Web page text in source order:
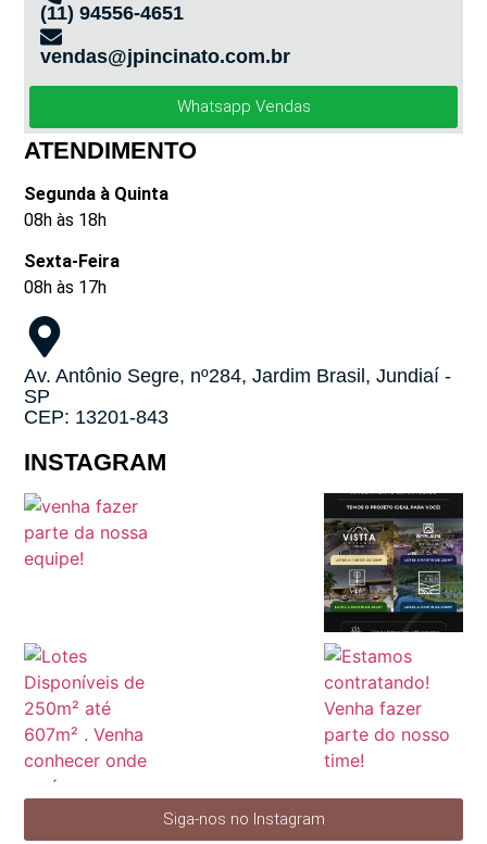
(11) 94556-4651
vendas@jpincinato.com.br
Whatsapp Vendas
ATENDIMENTO
Segunda à Quinta
08h às 18h
Sexta-Feira
08h às 17h
Av. Antônio Segre, nº284, Jardim Brasil, Jundiaí -
SP
CEP: 13201-843
INSTAGRAM
Siga-nos no Instagram